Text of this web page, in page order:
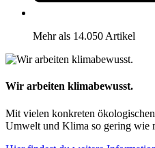
Mehr als 14.050 Artikel
Wir arbeiten klimabewusst.
Mit vielen konkreten
Umwelt und Klima so gering wie